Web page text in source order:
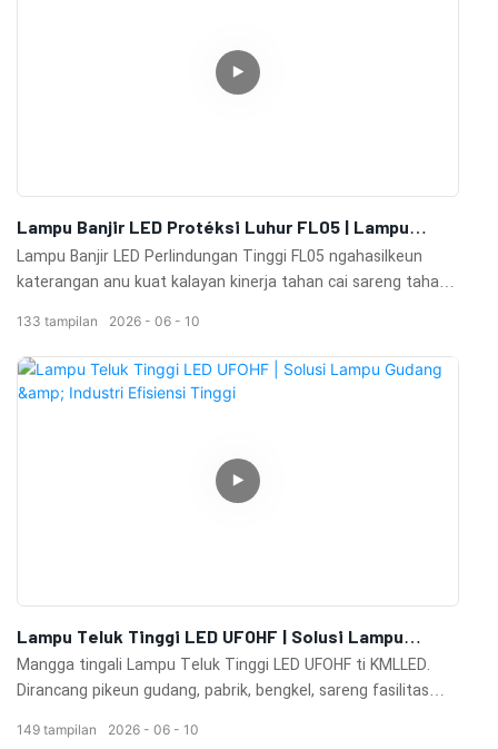
Lampu Banjir LED Protéksi Luhur FL05 | Lampu
Banjir Luar Ruangan IP65 Pikeun Aplikasi Industri &
Olahraga
Lampu Banjir LED Perlindungan Tinggi FL05 ngahasilkeun
katerangan anu kuat kalayan kinerja tahan cai sareng tahan
industri, palabuhan, bandara, tempat parkir, sareng proyék
pencahayaan luar ruangan anu ageung.
2026 06 10
133 tampilan
Lampu Teluk Tinggi LED UFOHF | Solusi Lampu
Gudang & Industri Efisiensi Tinggi
Mangga tingali Lampu Teluk Tinggi LED UFOHF ti KMLLED.
Dirancang pikeun gudang, pabrik, bengkel, sareng fasilitas
efisiensi énergi, disipasi panas anu saé, sareng kinerja anu
2026 06 10
149 tampilan